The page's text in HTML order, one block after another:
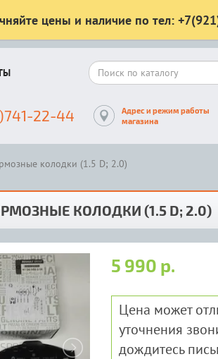
цены и наличие по тел:
22-44
Адрес и режим работы
магазина
колодки (1.5 D; 2.0)
КОЛОДКИ (1.5 D; 2.0)
5 990 р.
Цена может
уточнения
дождитесь